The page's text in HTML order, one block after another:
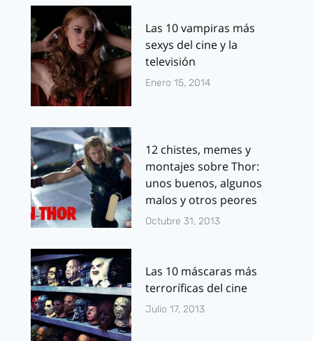
Las 10 vampiras más
sexys del cine y la
televisión
Enero 15, 2014
12 chistes, memes y
montajes sobre Thor:
unos buenos, algunos
malos y otros peores
Octubre 31, 2013
Las 10 máscaras más
terroríficas del cine
Julio 17, 2013